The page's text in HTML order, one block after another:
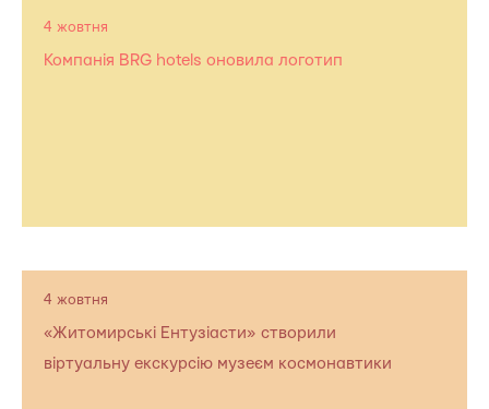
4 жовтня
Компанія BRG hotels оновила логотип
4 жовтня
«Житомирські Ентузіасти» створили
віртуальну екскурсію музеєм космонавтики